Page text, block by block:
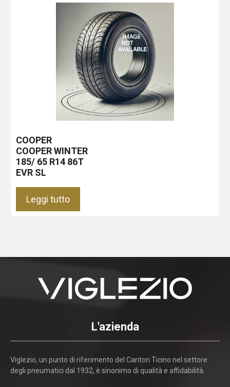
COOPER
COOPER WINTER
185/ 65 R14 86T
EVR SL
Leggi tutto
L'azienda
Viglezio, un punto di riferimento del Canton Ticino nel settore
degli pneumatici dal 1932, è sinonimo di qualità e affidabilità.